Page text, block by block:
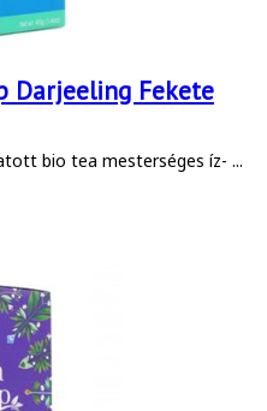
Darjeeling Fekete
bio tea mesterséges íz- ...